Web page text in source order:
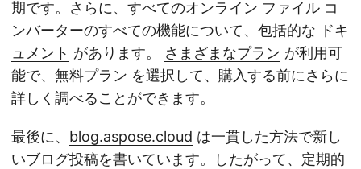
期です。さらに、すべてのオンライン ファイル コ
ンバーターのすべての機能について、包括的な ドキ
ュメント があります。 さまざまなプラン が利用可
能で、 無料プラン を選択して、購入する前にさらに
詳しく調べることができます。
最後に、 blog.aspose.cloud は一貫した方法で新し
いブログ投稿を書いています。したがって、定期的